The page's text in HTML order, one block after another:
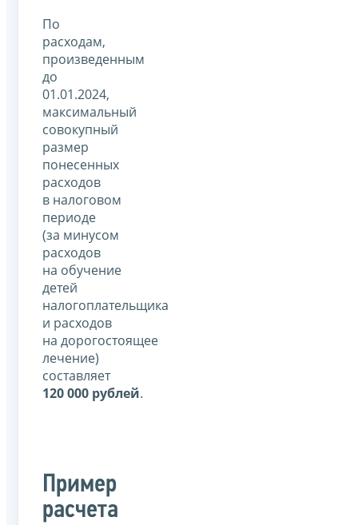
По
расходам,
произведенным
до
01.01.2024,
максимальный
совокупный
размер
понесенных
расходов
в налоговом
периоде
(за минусом
расходов
на обучение
детей
налогоплательщика
и расходов
на дорогостоящее
лечение)
составляет
120 000 рублей.
Пример
расчета